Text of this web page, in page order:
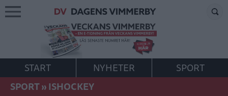
START NYHETER
SPORT
SPORT»ISHOCKEY